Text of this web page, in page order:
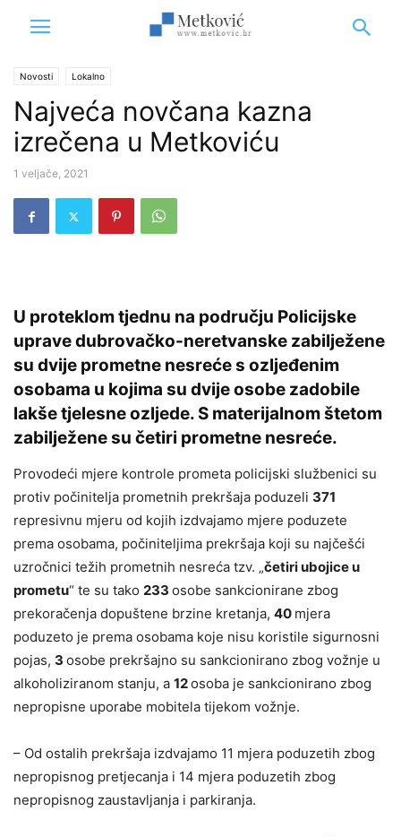
Novosti Lokalno
Najveća novčana kazna
izrečena u Metkoviću
1 veljače, 2021
U proteklom tjednu na području Policijske
uprave dubrovačko-neretvanske zabilježene
su dvije prometne nesreće s ozljeđenim
osobama u kojima su dvije osobe zadobile
lakše tjelesne ozljede. S materijalnom štetom
zabilježene su četiri prometne nesreće.
Provodeći mjere kontrole prometa policijski službenici su
protiv počinitelja prometnih prekršaja poduzeli 371
represivnu mjeru od kojih izdvajamo mjere poduzete
prema osobama, počiniteljima prekršaja koji su najčešći
uzročnici težih prometnih nesreća tzv. „četiri ubojice u
prometu“ te su tako 233 osobe sankcionirane zbog
prekoračenja dopuštene brzine kretanja, 40 mjera
poduzeto je prema osobama koje nisu koristile sigurnosni
pojas, 3 osobe prekršajno su sankcionirano zbog vožnje u
alkoholiziranom stanju, a 12osoba je sankcionirano zbog
nepropisne uporabe mobitela tijekom vožnje.
– Od ostalih prekršaja izdvajamo 11 mjera poduzetih zbog
nepropisnog pretjecanja i 14 mjera poduzetih zbog
nepropisnog zaustavljanja i parkiranja.